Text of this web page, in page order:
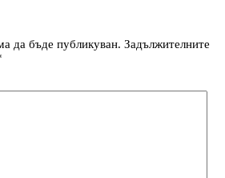
да бъде публикуван. Задължителните